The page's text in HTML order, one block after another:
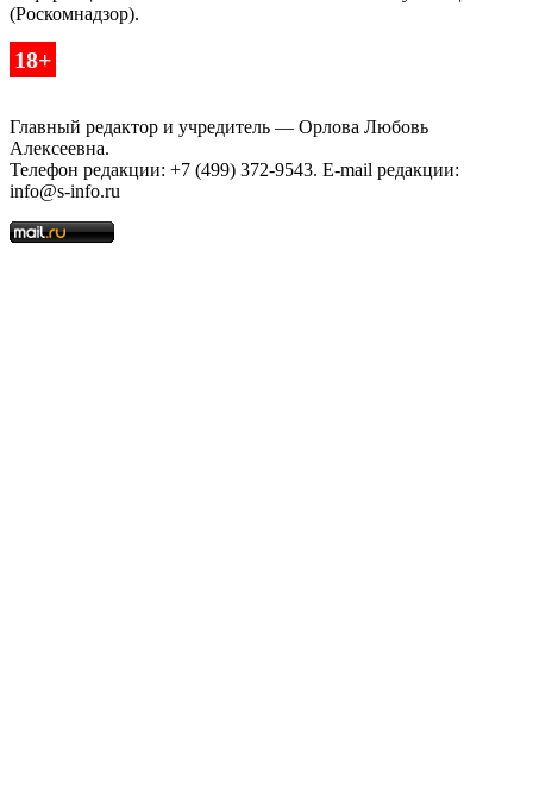
(Роскомнадзор).
18+
Главный редактор и учредитель — Орлова Любовь
Алексеевна.
Телефон редакции: +7 (499) 372-9543. E-mail редакции:
info@s-info.ru